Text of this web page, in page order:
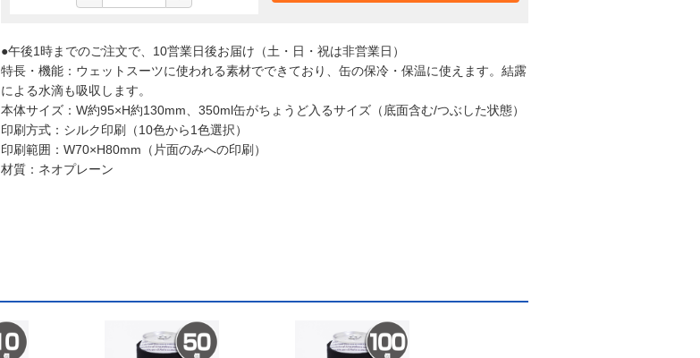
●午後1時までのご注文で、10営業日後お届け（土・日・祝は非営業日）
特長・機能：ウェットスーツに使われる素材でできており、缶の保冷・保温に使えます。結露
による水滴も吸収します。
本体サイズ：W約95×H約130mm、350ml缶がちょうど入るサイズ（底面含む/つぶした状態）
印刷方式：シルク印刷（10色から1色選択）
印刷範囲：W70×H80mm（片面のみへの印刷）
材質：ネオプレーン